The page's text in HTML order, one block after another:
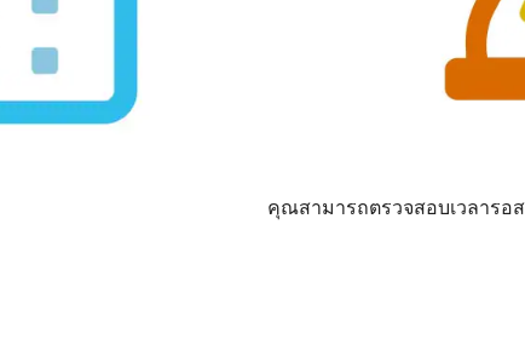
คุณสามารถตรวจสอบเวลารอ